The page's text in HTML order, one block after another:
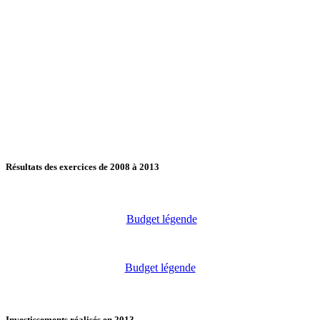
Résultats des exercices de 2008 à 2013
Budget légende
Budget légende